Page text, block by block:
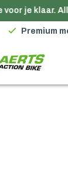
je klaar.
verzending in
Premium
verzending in